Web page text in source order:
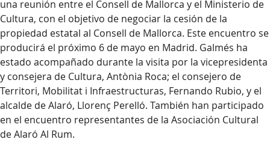
una reunión entre el Consell de Mallorca y el Ministerio de
Cultura, con el objetivo de negociar la cesión de la
propiedad estatal al Consell de Mallorca. Este encuentro se
producirá el próximo 6 de mayo en Madrid. Galmés ha
estado acompañado durante la visita por la vicepresidenta
y consejera de Cultura, Antònia Roca; el consejero de
Territori, Mobilitat i Infraestructuras, Fernando Rubio, y el
alcalde de Alaró, Llorenç Perelló. También han participado
en el encuentro representantes de la Asociación Cultural
de Alaró Al Rum.